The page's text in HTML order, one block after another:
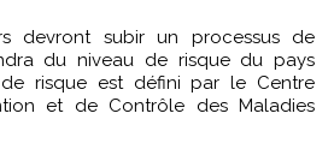
devront subir un processus de
du niveau de risque du pays
de risque est défini par le Centre
et de Contrôle des Maladies